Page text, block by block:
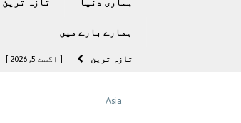
ہماری دنیا تازہ ترين
ہمارے بارے ميں
تازہ ترين [ اگست 5, 2026 ]
Asia